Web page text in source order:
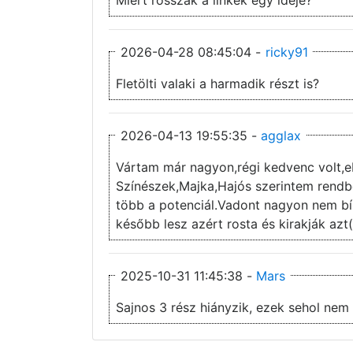
2026-04-28 08:45:04 - ricky91
Fletölti valaki a harmadik részt is?
2026-04-13 19:55:35 - agglax
Vártam már nagyon,régi kedvenc
Színészek,Majka,Hajós szerintem
több a potenciál.Vadont nagyon nem
később lesz azért rosta és kirakják
2025-10-31 11:45:38 - Mars
Sajnos 3 rész hiányzik, ezek sehol